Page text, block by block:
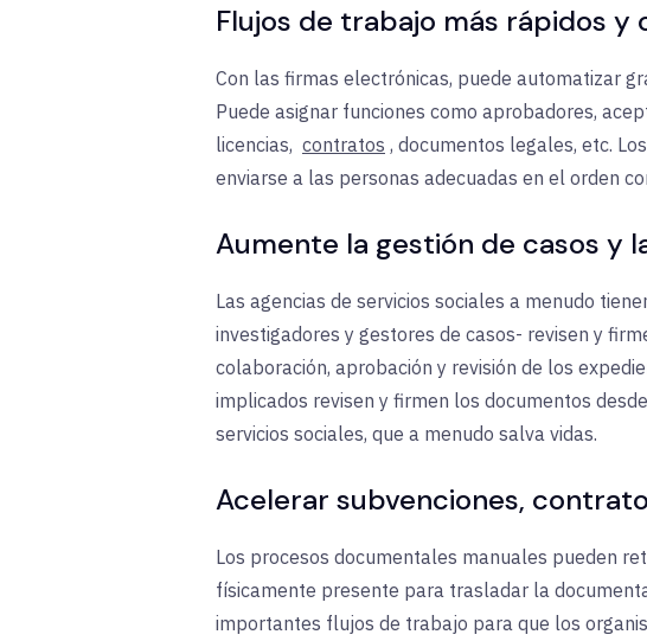
Flujos de trabajo más rápidos
Con las firmas electrónicas, puede automatizar
Puede asignar funciones como aprobadores,
licencias, contratos , documentos legales, etc.
enviarse a las personas adecuadas en el orden
Aumente la gestión de casos y
Las agencias de servicios sociales a menudo
investigadores y gestores de casos- revisen y
colaboración, aprobación y revisión de los
implicados revisen y firmen los documentos
servicios sociales, que a menudo salva vidas.
Acelerar subvenciones,
Los procesos documentales manuales pueden
físicamente presente para trasladar la
importantes flujos de trabajo para que los